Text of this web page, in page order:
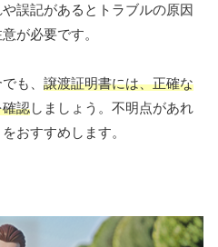
誤記があるとトラブルの原因
が必要です。
も、 譲渡証明書には、正確な
認しましょう。不明点があれ
おすすめします。